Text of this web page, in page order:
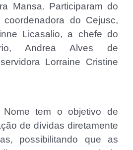
Mansa. Participaram do
do Cejusc,
Licasalio, a chefe do
Andrea Alves de
Lorraine Cristine
tem o objetivo de
de dívidas diretamente
possibilitando que as